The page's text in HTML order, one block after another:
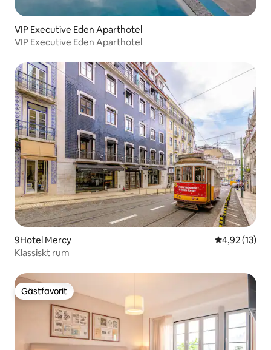
VIP Executive Eden Aparthotel
VIP Executive Eden Aparthotel
9Hotel Mercy 4,92 av 5 i
4,92 (13)
Klassiskt rum
Gästfavorit
Gästfavorit